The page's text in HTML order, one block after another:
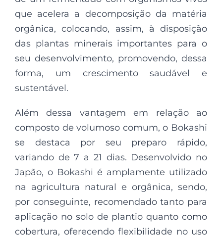
que acelera a decomposição da matéria
orgânica, colocando, assim, à disposição
das plantas minerais importantes para o
seu desenvolvimento, promovendo, dessa
forma, um crescimento saudável e
sustentável.
Além dessa vantagem em relação ao
composto de volumoso comum, o Bokashi
se destaca por seu preparo rápido,
variando de 7 a 21 dias. Desenvolvido no
Japão, o Bokashi é amplamente utilizado
na agricultura natural e orgânica, sendo,
por conseguinte, recomendado tanto para
aplicação no solo de plantio quanto como
cobertura, oferecendo flexibilidade no uso